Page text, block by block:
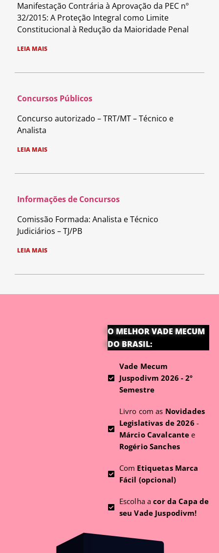
Manifestação Contrária à Aprovação da PEC nº
32/2015: A Proteção Integral como Limite
Constitucional à Redução da Maioridade Penal
LEIA MAIS
Concursos Públicos
Concurso autorizado – TRT/MT – Técnico e
Analista
LEIA MAIS
Informações de Concursos
Comissão Formada: Analista e Técnico
Judiciários – TJ/PB
LEIA MAIS
O MELHOR VADE MECUM
DO BRASIL:
Vade Mecum
Juspodivm 2026 - 2º
Semestre
Livro com as Novidades
Legislativas de 2026 -
Márcio Cavalcante e
Rogério Sanches
Com Etiquetas Marca
Fácil (opcional)
Escolha acor da Capa de
seu Vade Juspodivm!